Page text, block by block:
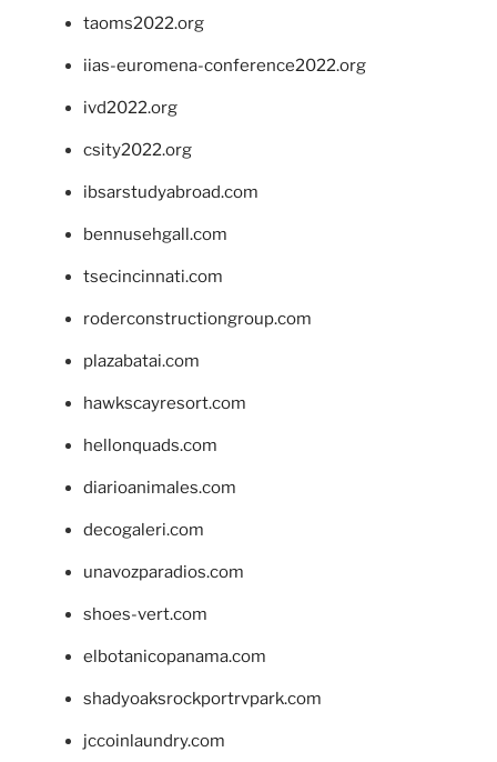
taoms2022.org
iias-euromena-conference2022.org
ivd2022.org
csity2022.org
ibsarstudyabroad.com
bennusehgall.com
tsecincinnati.com
roderconstructiongroup.com
plazabatai.com
hawkscayresort.com
hellonquads.com
diarioanimales.com
decogaleri.com
unavozparadios.com
shoes-vert.com
elbotanicopanama.com
shadyoaksrockportrvpark.com
jccoinlaundry.com